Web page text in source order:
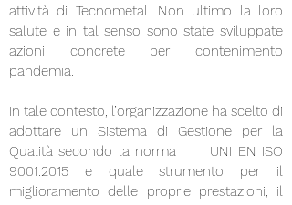
attività di Tecnometal. Non ultimo la loro
salute e in tal senso sono state sviluppate
azioni concrete per contenimento
pandemia.
In tale contesto, l’organizzazione ha scelto di
adottare un Sistema di Gestione per la
Qualità secondo la norma UNI EN ISO
9001:2015 e quale strumento per il
miglioramento delle proprie prestazioni, il